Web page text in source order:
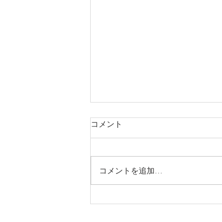
８月（お盆期間中）の営業に
コメント
コメントを追加…